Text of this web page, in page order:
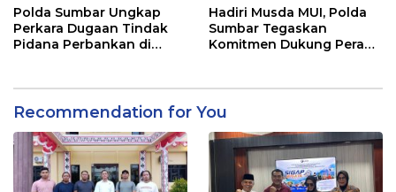
Polda Sumbar Ungkap
Perkara Dugaan Tindak
Pidana Perbankan di
3 Orang Ditetapkan
Tersangka
Hadiri Musda MUI, Polda
Sumbar Tegaskan
Komitmen Dukung Peran
Recommendation for You